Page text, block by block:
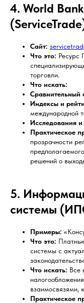
4. World
Сайт:
Что это: Ресурс
торговли.
Что искать:
Сравнительный
Индексы и
международной
Исследования
Практическое
прозрачности
решений о
5.
системы
Примеры:
Что это:
системы с
Что искать: Все
взаимосвязями,
Практическое